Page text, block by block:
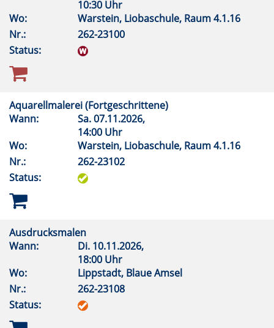
10:30 Uhr
Wo:
Warstein, Liobaschule, Raum 4.1.16
Nr.:
262-23100
Status:
Aquarellmalerei (Fortgeschrittene)
Wann:
Sa.07.11.2026,
14:00 Uhr
Wo:
Warstein, Liobaschule, Raum 4.1.16
Nr.:
262-23102
Status:
Ausdrucksmalen
Wann:
Di. 10.11.2026,
18:00 Uhr
Wo:
Lippstadt, Blaue Amsel
Nr.:
262-23108
Status: